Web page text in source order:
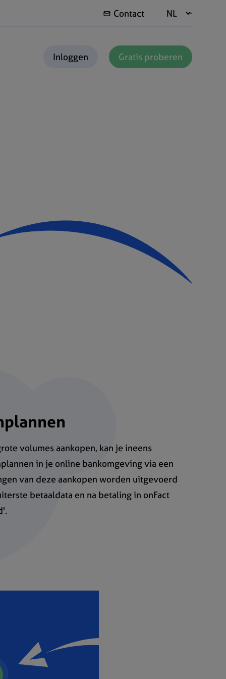
Contact
Inloggen Gratis proberen
volumes aankopen, kan je ineens
in je online bankomgeving via een
van deze aankopen worden uitgevoerd
betaaldata en na betaling in onFact